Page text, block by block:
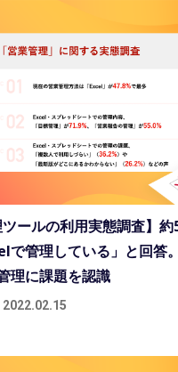
ツールの利用実態調査】
で管理している」と回答
理に課題を認識
2022.02.15